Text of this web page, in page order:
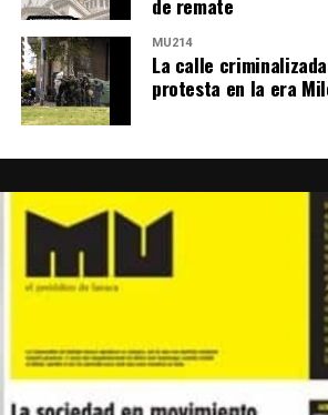
MU214
La calle
protesta en la era